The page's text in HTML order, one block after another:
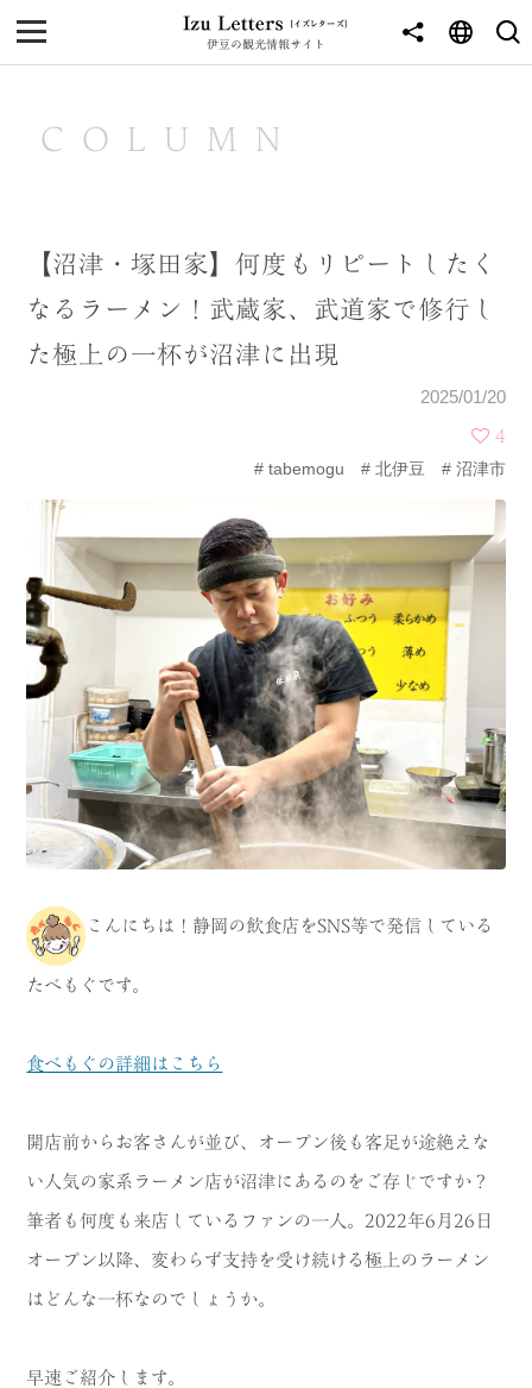
伊豆の観光情報サイト
MENU
NEWS
東伊豆
CATEGORY
海 岬
温泉 花
池・滝・川 山・公園・棚田
町並み 観光施設
動物と触れ合える場所 カフェ・スイーツ
神社仏閣 食
人 洞窟・島
体験
ACCESS
COLUMN
COLUMN
【沼津・塚田家】何度もリピートしたく
なるラーメン！武蔵家、武道家で修行し
た極上の一杯が沼津に出現
2025/01/20
4
tabemogu
北伊豆 沼津市
こんにちは！静岡の飲食店をSNS等で発信している
たべもぐです。
食べもぐの詳細はこちら
開店前からお客さんが並び、オープン後も客足が途絶えな
い人気の家系ラーメン店が沼津にあるのをご存じですか？
筆者も何度も来店しているファンの一人。2022年6月26日
オープン以降、変わらず支持を受け続ける極上のラーメン
はどんな一杯なのでしょうか。
早速ご紹介します。